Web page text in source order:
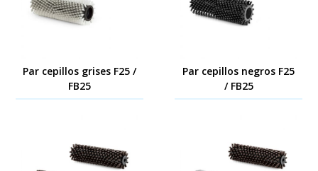
Par cepillos grises F25 /
FB25
Par cepillos negros F25
/ FB25